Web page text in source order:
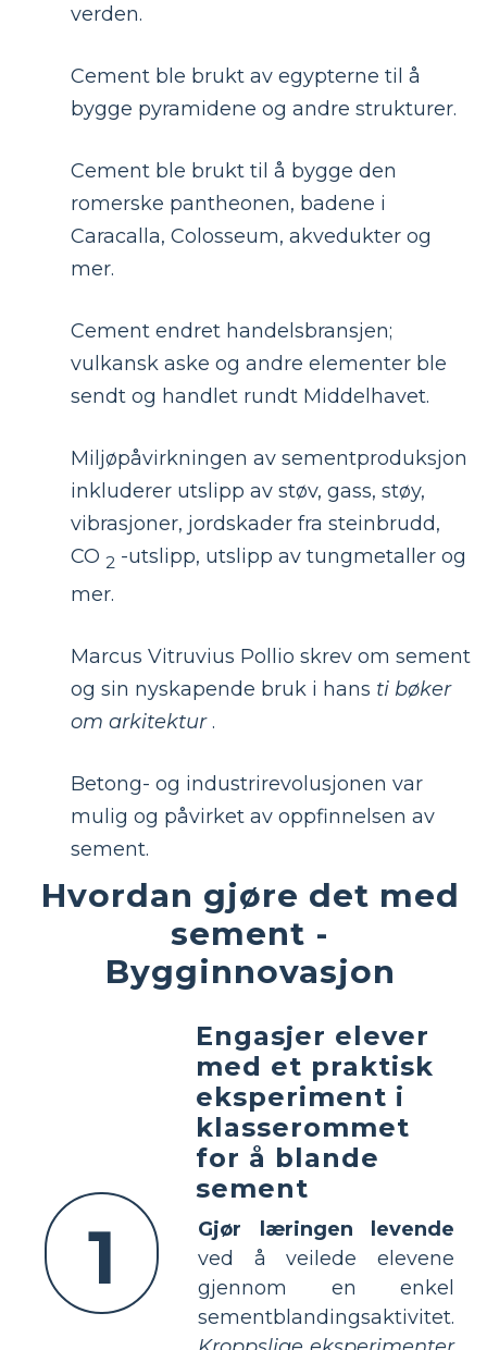
verden.
Cement ble brukt av egypterne til å
bygge pyramidene og andre strukturer.
Cement ble brukt til å bygge den
romerske pantheonen, badene i
Caracalla, Colosseum, akvedukter og
mer.
Cement endret handelsbransjen;
vulkansk aske og andre elementer ble
sendt og handlet rundt Middelhavet.
Miljøpåvirkningen av sementproduksjon
inkluderer utslipp av støv, gass, støy,
vibrasjoner, jordskader fra steinbrudd,
CO 2 -utslipp, utslipp av tungmetaller og
mer.
Marcus Vitruvius Pollio skrev om sement
og sin nyskapende bruk i hans ti bøker
om arkitektur.
Betong- og industrirevolusjonen var
mulig og påvirket av oppfinnelsen av
sement.
Hvordan gjøre det med
sement -
Bygginnovasjon
1
Engasjer elever
med et praktisk
eksperiment i
klasserommet
for å blande
sement
Gjør læringen levende
ved å veilede elevene
gjennom en enkel
sementblandingsaktivitet.